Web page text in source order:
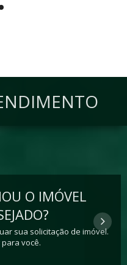
O IMÓVEL
sua solicitação de imóvel.
você.